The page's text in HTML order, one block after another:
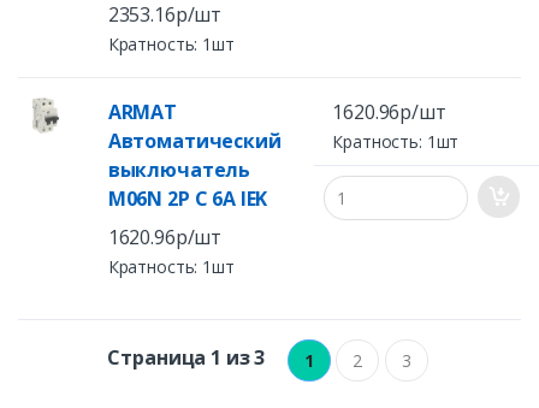
2353.16р/шт
Кратность: 1шт
ARMAT
Автоматический
выключатель
M06N 2P C 6А IEK
1620.96р/шт
Кратность: 1шт
1620.96р/шт
Кратность: 1шт
Страница 1 из 3 1 2 3